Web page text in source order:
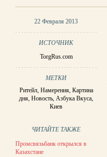
22 Февраля 2013
ИСТОЧНИК
TorgRus.com
МЕТКИ
Ритейл, Намерения, Картина
дня,Новость,Азбука Вкуса,
Киев
ЧИТАЙТЕ ТАКЖЕ
Промсвязьбанк открылся в
Казахстане